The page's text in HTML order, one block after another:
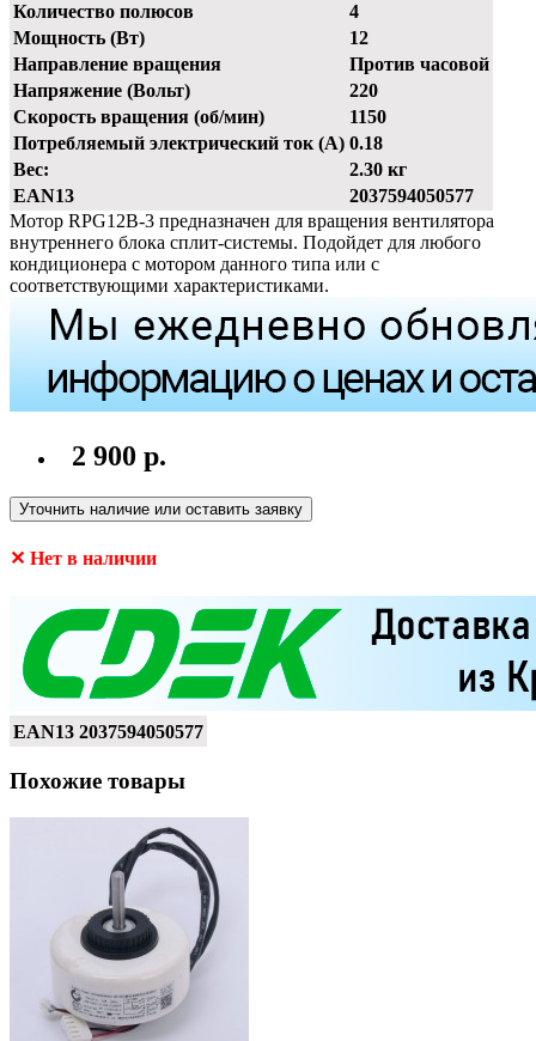
Количество полюсов
4
Мощность (Вт)
12
Направление вращения
Против часовой
Напряжение (Вольт)
220
Скорость вращения (об/мин)
1150
Потребляемый электрический ток (А) 0.18
Вес:
2.30 кг
EAN13
2037594050577
Мотор RPG12B-3 предназначен для вращения вентилятора
внутреннего блока сплит-системы. Подойдет для любого
кондиционера с мотором данного типа или с
соответствующими характеристиками.
2 900 р.
Уточнить наличие или оставить заявку
✕ Нет в наличии
EAN13 2037594050577
Похожие товары